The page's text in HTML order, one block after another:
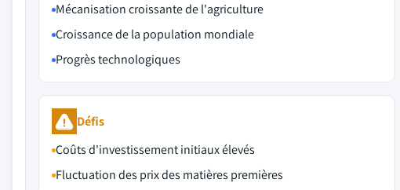
Mécanisation croissante de l'agriculture
Croissance de la population mondiale
Progrès technologiques
Défis
Coûts d'investissement initiaux élevés
Fluctuation des prix des matières premières